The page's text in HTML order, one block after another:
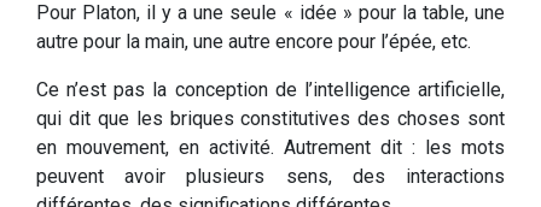
Pour Platon, il y a une seule « idée » pour la table, une
autre pour la main, une autre encore pour l’épée, etc.
Ce n’est pas la conception de l’intelligence artificielle,
qui dit que les briques constitutives des choses sont
en mouvement, en activité. Autrement dit : les mots
peuvent avoir plusieurs sens, des interactions